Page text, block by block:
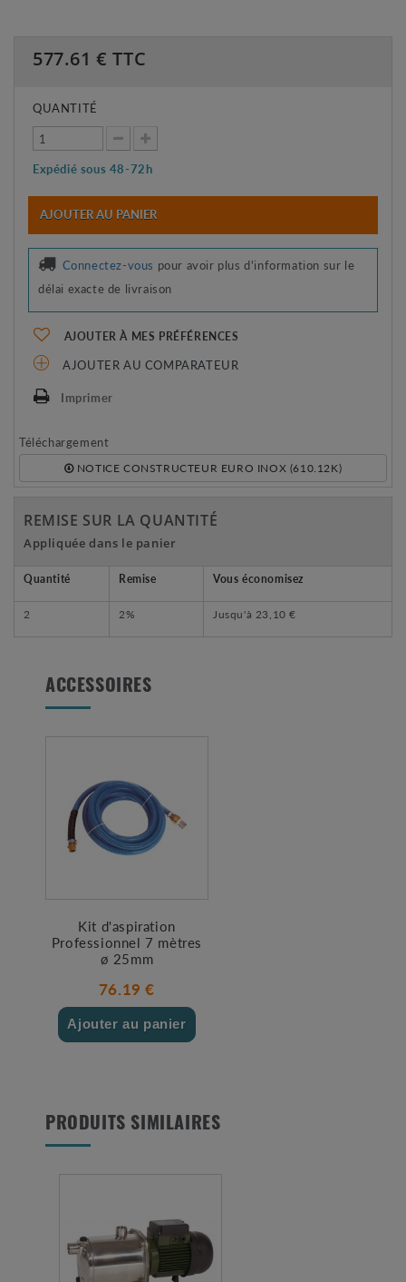
577.61 € TTC
QUANTITÉ
Expédié sous 48-72h
AJOUTER AU PANIER
Connectez-vous pour avoir plus d'information sur le
délai exacte de livraison
AJOUTER À MES PRÉFÉRENCES
AJOUTER AU COMPARATEUR
Imprimer
Téléchargement
NOTICE CONSTRUCTEUR EURO INOX (610.12K)
REMISE SUR LA QUANTITÉ
Appliquée dans le panier
Quantité Remise Vous économisez
2 2% Jusqu'à 23,10 €
ACCESSOIRES
Kit d'aspiration
Professionnel 7 mètres
ø 25mm
76.19 €
Ajouter au panier
PRODUITS SIMILAIRES